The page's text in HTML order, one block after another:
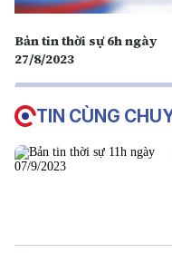
Bản tin thời sự 6h ngày
27/8/2023
TIN CÙNG